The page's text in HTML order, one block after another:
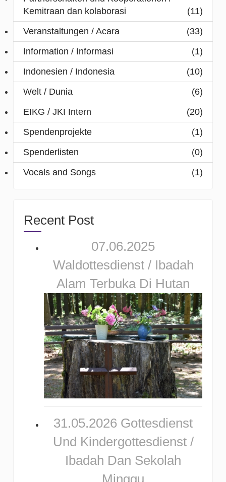
Kemitraan dan kolaborasi
(11)
Veranstaltungen / Acara
(33)
Information / Informasi
(1)
Indonesien / Indonesia
(10)
Welt / Dunia
(6)
EIKG / JKI Intern
(20)
Spendenprojekte
(1)
Spenderlisten
(0)
Vocals and Songs
(1)
Recent Post
07.06.2025
Waldottesdienst / Ibadah
Alam Terbuka Di Hutan
31.05.2026 Gottesdienst
Und Kindergottesdienst /
Ibadah Dan Sekolah
Minggu